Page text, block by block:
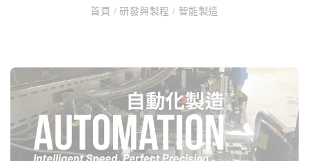
首頁 / 研發與製程/ 智能製造